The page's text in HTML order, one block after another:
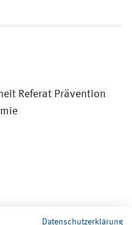
Referat Prävention
Datenschutzerklärung